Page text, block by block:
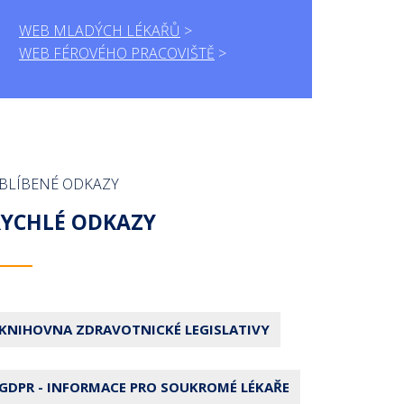
WEB MLADÝCH LÉKAŘŮ
WEB FÉROVÉHO PRACOVIŠTĚ
ODKAZY
ODKAZY
KNIHOVNA ZDRAVOTNICKÉ LEGISLATIVY
GDPR - INFORMACE PRO SOUKROMÉ LÉKAŘE